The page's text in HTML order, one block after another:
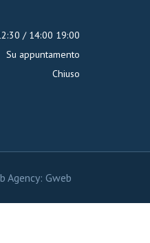
/ 14:00 19:00
Su appuntamento
Chiuso
Agency: Gweb